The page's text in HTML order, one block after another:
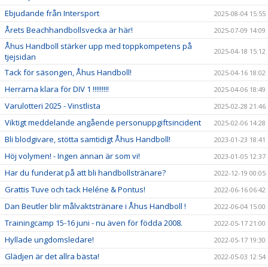
Ebjudande från Intersport 2025-08-04 15:55
Årets Beachhandbollsvecka är här! 2025-07-09 14:09
Åhus Handboll stärker upp med toppkompetens på
tjejsidan
2025-04-18 15:12
Tack för säsongen, Åhus Handboll! 2025-04-16 18:02
Herrarna klara för DIV 1 !!!!!!!!! 2025-04-06 18:49
Varulotteri 2025 - Vinstlista 2025-02-28 21:46
Viktigt meddelande angående personuppgiftsincident 2025-02-06 14:28
Bli blodgivare, stötta samtidigt Åhus Handboll! 2023-01-23 18:41
Höj volymen! - Ingen annan är som vi! 2023-01-05 12:37
Har du funderat på att bli handbollstränare? 2022-12-19 00:05
Grattis Tuve och tack Heléne & Pontus! 2022-06-16 06:42
Dan Beutler blir målvaktstränare i Åhus Handboll ! 2022-06-04 15:00
Trainingcamp 15-16 juni - nu även för födda 2008. 2022-05-17 21:00
Hyllade ungdomsledare! 2022-05-17 19:30
Glädjen är det allra bästa! 2022-05-03 12:54